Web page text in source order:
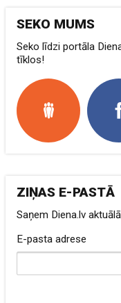
SEKO MUMS
Seko līdzi portāla
tīklos!
ZIŅAS E-PASTĀ
Saņem Diena.lv
E-pasta adrese